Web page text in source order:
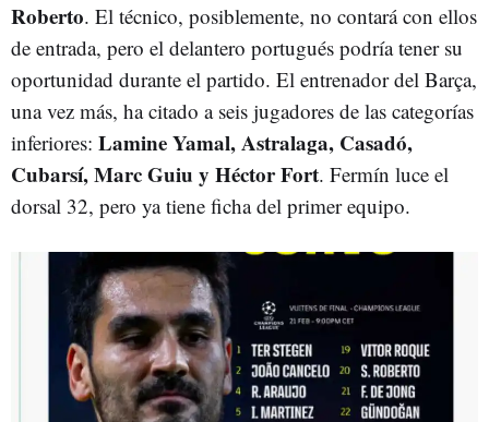
Roberto. El técnico, posiblemente, no contará con ellos
de entrada, pero el delantero portugués podría tener su
oportunidad durante el partido. El entrenador del Barça,
una vez más, ha citado a seis jugadores de las categorías
inferiores: Lamine Yamal, Astralaga, Casadó,
Cubarsí, Marc Guiu y Héctor Fort. Fermín luce el
dorsal 32, pero ya tiene ficha del primer equipo.